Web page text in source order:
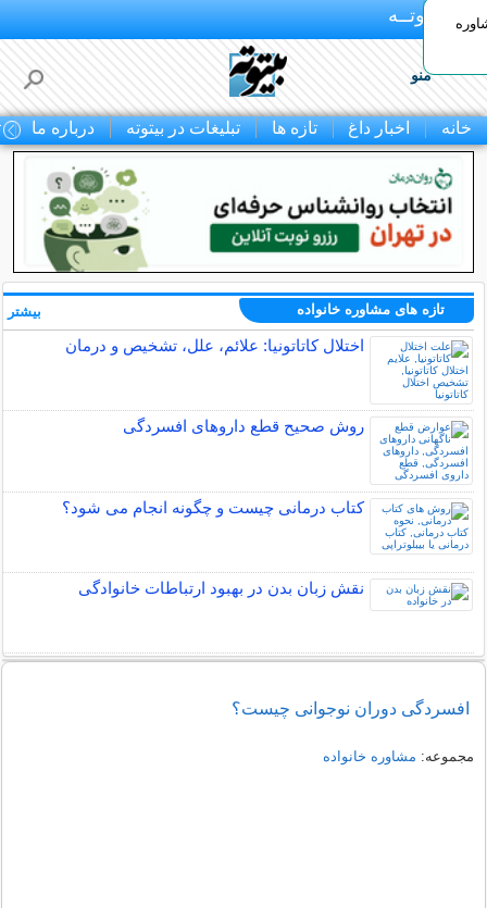
بـیتوتــه
منو
خانه اخبار داغ تازه ها تبلیغات در بیتوته درباره ما
تازه های مشاوره خانواده
اختلال کاتاتونیا: علائم، علل، تشخیص و درمان
روش صحیح قطع داروهای افسردگی
کتاب درمانی چیست و چگونه انجام می شود؟
نقش زبان بدن در بهبود ارتباطات خانوادگی
بیشتر
افسردگی دوران نوجوانی چیست؟
مجموعه: مشاوره خانواده